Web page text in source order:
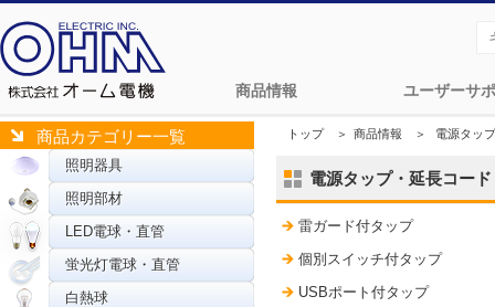
商品情報 ユーザーサ
商品カテゴリー一覧
照明器具
照明部材
LED電球・直管
蛍光灯電球・直管
白熱球
トップ＞ 商品情報 ＞ 電源タッ
電源タップ・延長コード
雷ガード付タップ
個別スイッチ付タップ
USBポート付タップ